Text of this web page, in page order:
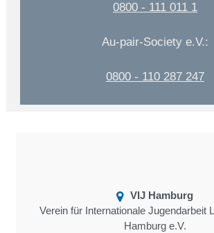
0800 - 111 011 1
Au-pair-Society e.V.:
0800 - 110 287 247
VIJ Hamburg
Verein für Internationale Jugendarbeit
Hamburg e.V.